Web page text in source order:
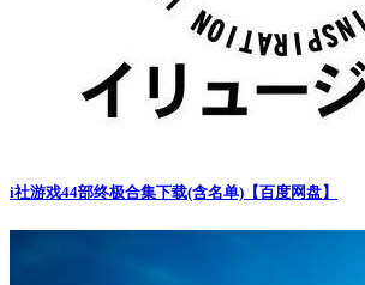
i社游戏44部终极合集下载(含名单)【百度网盘】